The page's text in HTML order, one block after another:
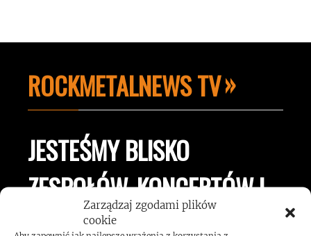
Zarządzaj zgodami plików
cookie
ROCKMETALNEWS TV
JESTEŚMY BLISKO
ZESPOŁÓW, KONCERTÓW I
LUDZI ZWIĄZANYCH Z